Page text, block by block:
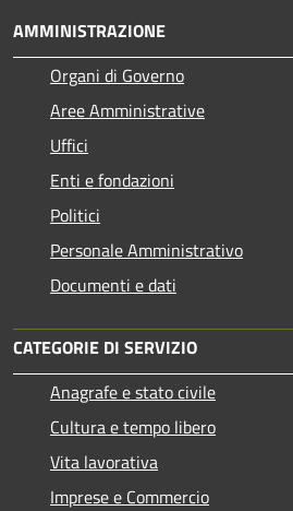
AMMINISTRAZIONE
Organi di Governo
Aree Amministrative
Uffici
Enti e fondazioni
Politici
Personale Amministrativo
Documenti e dati
CATEGORIE DI SERVIZIO
Anagrafe e stato civile
Cultura e tempo libero
Vita lavorativa
Imprese e Commercio